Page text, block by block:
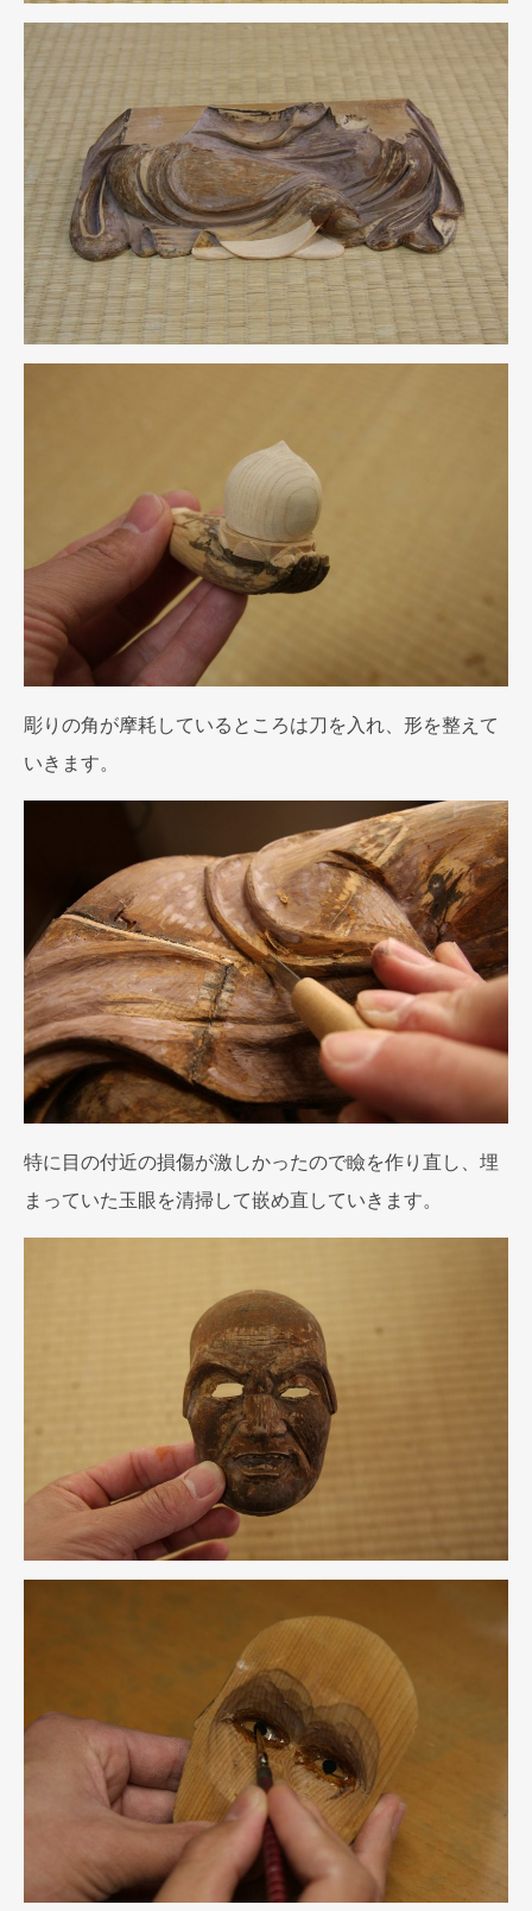
彫りの角が摩耗しているところは刀を入れ、形を整えて
いきます。
特に目の付近の損傷が激しかったので瞼を作り直し、埋
まっていた玉眼を清掃して嵌め直していきます。